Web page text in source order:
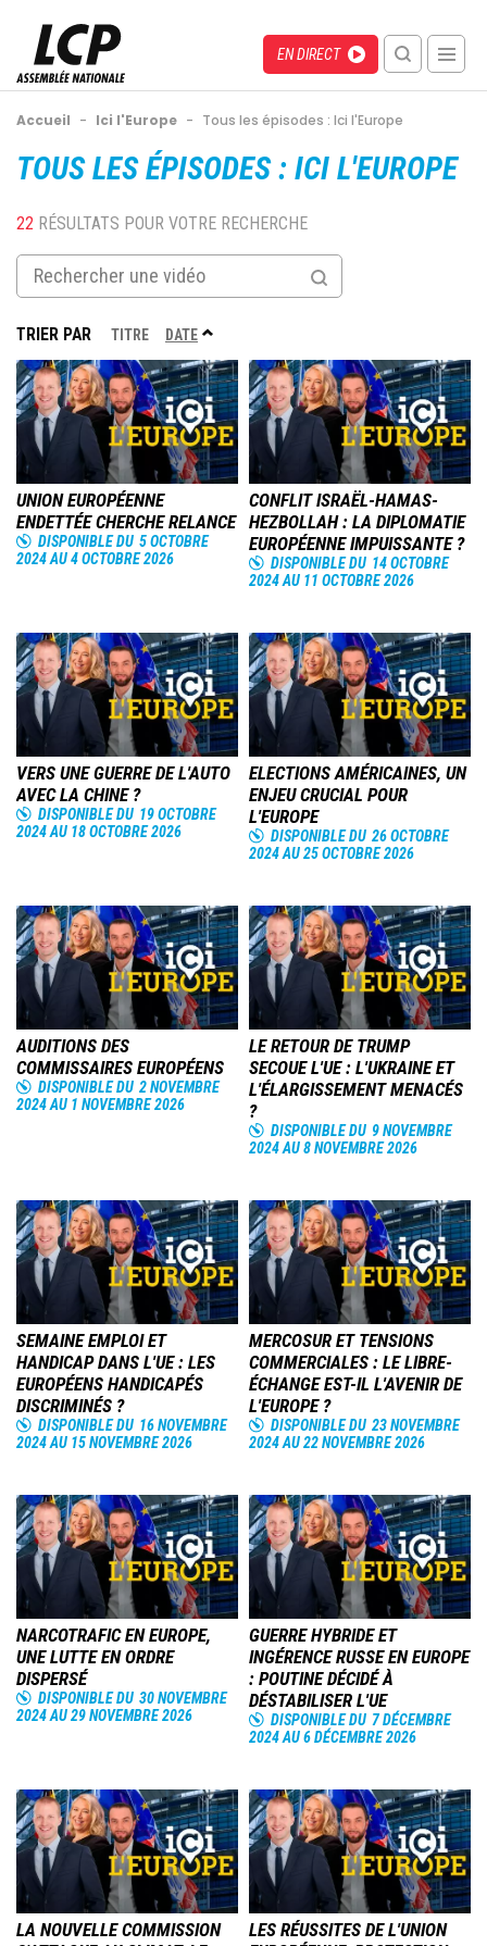
contenu
principal
Menu
recherche
mobile
Direct
EN DIRECT
Fil
Accueil - Ici l'Europe - Tous les épisodes : Ici l'Europe
Back
top
ICI L'EUROPE
22 RÉSULTATS POUR VOTRE RECHERCHE
TRIER PAR TITRE DATE TRIER
ORDRE
DÉCROISSANT
Image
UNION EUROPÉENNE
ENDETTÉE CHERCHE RELANCE
DISPONIBLE DU 5 OCTOBRE
2024AU4 OCTOBRE 2026
Image
CONFLIT ISRAËL-HAMAS-
HEZBOLLAH : LA DIPLOMATIE
EUROPÉENNE IMPUISSANTE ?
DISPONIBLE DU 14 OCTOBRE
2024AU 11 OCTOBRE 2026
Image
VERS UNE GUERRE DE L'AUTO
AVEC LA CHINE ?
DISPONIBLE DU 19 OCTOBRE
2024AU 18 OCTOBRE 2026
Image
ELECTIONS AMÉRICAINES, UN
ENJEU CRUCIAL POUR
L'EUROPE
DISPONIBLE DU 26 OCTOBRE
2024AU25 OCTOBRE 2026
Image
AUDITIONS DES
COMMISSAIRES EUROPÉENS
DISPONIBLE DU 2 NOVEMBRE
2024AU 1 NOVEMBRE 2026
Image
LE RETOUR DE TRUMP
SECOUE L'UE : L'UKRAINE ET
L'ÉLARGISSEMENT MENACÉS
?
DISPONIBLE DU 9 NOVEMBRE
2024AU8 NOVEMBRE 2026
Image
SEMAINE EMPLOI ET
HANDICAP DANS L'UE : LES
EUROPÉENS HANDICAPÉS
DISCRIMINÉS ?
DISPONIBLE DU 16 NOVEMBRE
2024AU 15 NOVEMBRE 2026
Image
MERCOSUR ET TENSIONS
COMMERCIALES : LE LIBRE-
ÉCHANGE EST-IL L'AVENIR DE
L'EUROPE ?
DISPONIBLE DU 23 NOVEMBRE
2024AU22 NOVEMBRE 2026
Image
NARCOTRAFIC EN EUROPE,
UNE LUTTE EN ORDRE
DISPERSÉ
DISPONIBLE DU 30 NOVEMBRE
2024AU29 NOVEMBRE 2026
Image
GUERRE HYBRIDE ET
INGÉRENCE RUSSE EN EUROPE
: POUTINE DÉCIDÉ À
DÉSTABILISER L'UE
DISPONIBLE DU 7 DÉCEMBRE
2024AU6 DÉCEMBRE 2026
Image
LA NOUVELLE COMMISSION
Image
LES RÉUSSITES DE L'UNION